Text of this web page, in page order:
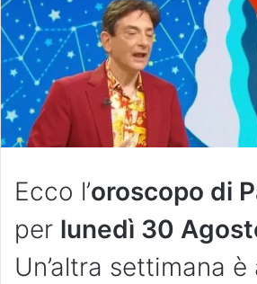
Ecco l’oroscopo di
per lunedì 30
Un’altra settimana è